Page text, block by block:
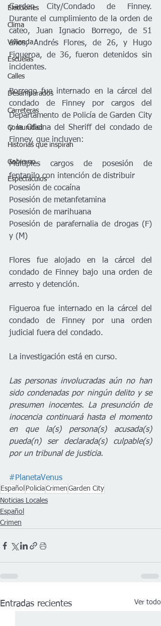
Elecciones
Clima
Vivienda
Escuelas
Calles
Desamparados
Carreteras
Comunidad
Historias que inspiran
Gobierno
Espectáculos
Garden City/Condado de Finney.
Durante el cumplimiento de la orden de
cateo, Juan Ignacio Borrego, de 51
años, Andrés Flores, de 26, y Hugo
Figueroa, de 36, fueron detenidos sin
incidentes.
Borrego fue internado en la cárcel del
condado de Finney por cargos del
Departamento de Policía de Garden City
y la Oficina del Sheriff del condado de
Finney, que incluyen:
Múltiples cargos de posesión de
fentanilo con intención de distribuir
Posesión de cocaína
Posesión de metanfetamina
Posesión de marihuana
Posesión de parafernalia de drogas (F)
y (M)
Flores fue alojado en la cárcel del
condado de Finney bajo una orden de
arresto y detención.
Figueroa fue internado en la cárcel del
condado de Finney por una orden
judicial fuera del condado.
La investigación está en curso.
Las personas involucradas aún no han
sido condenadas por ningún delito y se
presumen inocentes. La presunción de
inocencia continuará hasta el momento
en que la(s) persona(s) acusada(s)
pueda(n) ser declarada(s) culpable(s)
por un tribunal de justicia.
#PlanetaVenus
Español PolicíaCrimen Garden City
Noticias Locales
Español
Crimen
Entradas recientes Ver todo